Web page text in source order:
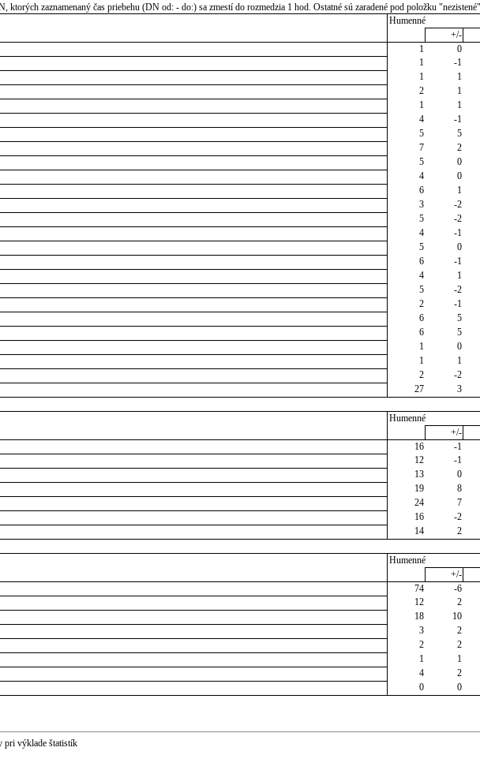
ktorých zaznamenaný čas priebehu (DN od: - do:) sa zmestí do rozmedzia 1 hod. Ostatné sú zaradené pod položku "nezistené"
Humenné
+/-
1 0
1 -1
1 1
2 1
1 1
4 -1
5 5
7 2
5 0
4 0
6 1
3 -2
5 -2
4 -1
5 0
6 -1
4 1
5 -2
2 -1
6 5
6 5
1 0
1 1
2 -2
27 3
Humenné
+/-
16 -1
12 -1
13 0
19 8
24 7
16 -2
14 2
Humenné
+/-
74 -6
12 2
18 10
3 2
2 2
1 1
4 2
0 0
pri výklade štatistík